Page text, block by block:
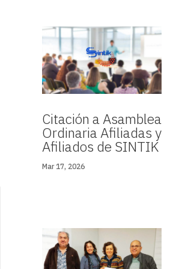
Citación a Asamblea
Ordinaria Afiliadas y
Afiliados de SINTIK
Mar 17, 2026